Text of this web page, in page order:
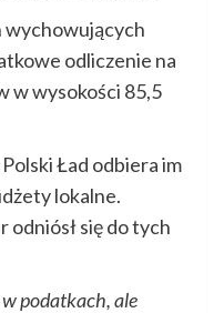
wychowujących
odliczenie na
w wysokości 85,5
Ład odbiera im
lokalne.
odniósł się do tych
podatkach, ale